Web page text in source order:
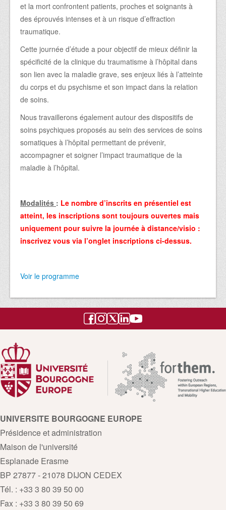
et la mort confrontent patients, proches et soignants à
des éprouvés intenses et à un risque d’effraction
traumatique.
Cette journée d’étude a pour objectif de mieux définir la
spécificité de la clinique du traumatisme à l’hôpital dans
son lien avec la maladie grave, ses enjeux liés à l’atteinte
du corps et du psychisme et son impact dans la relation
de soins.
Nous travaillerons également autour des dispositifs de
soins psychiques proposés au sein des services de soins
somatiques à l’hôpital permettant de prévenir,
accompagner et soigner l’impact traumatique de la
maladie à l’hôpital.
Modalités : Le nombre d’inscrits en présentiel est
atteint, les inscriptions sont toujours ouvertes mais
uniquement pour suivre la journée à distance/visio :
inscrivez vous via l’onglet inscriptions ci-dessus.
Voir le programme
UNIVERSITE BOURGOGNE EUROPE
Présidence et administration
Maison de l'université
Esplanade Erasme
BP 27877 - 21078 DIJON CEDEX
Tél. : +33 3 80 39 50 00
Fax : +33 3 80 39 50 69